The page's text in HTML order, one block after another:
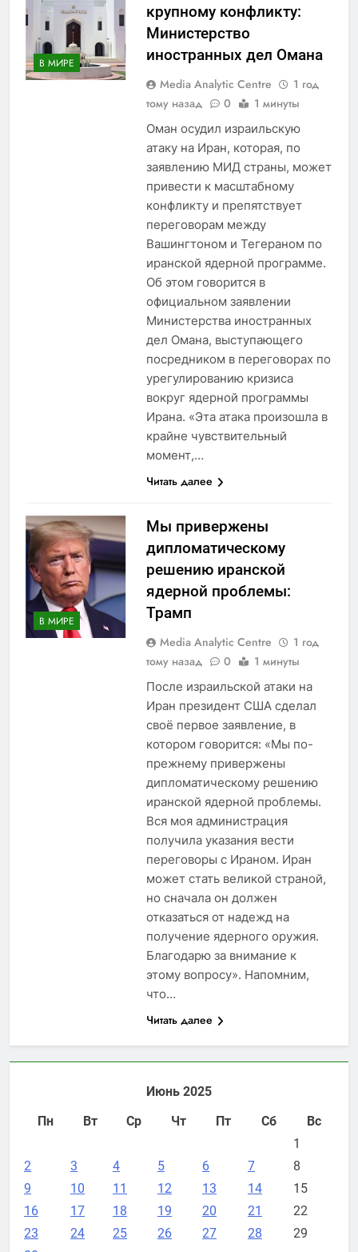
В МИРЕ
крупному конфликту:
Министерство
иностранных дел Омана
Media Analytic Centre
1 год
тому назад
0 1 минуты
Оман осудил израильскую
атаку на Иран, которая, по
заявлению МИД страны, может
привести к масштабному
конфликту и препятствует
переговорам между
Вашингтоном и Тегераном по
иранской ядерной программе.
Об этом говорится в
официальном заявлении
Министерства иностранных
дел Омана, выступающего
посредником в переговорах по
урегулированию кризиса
вокруг ядерной программы
Ирана. «Эта атака произошла в
крайне чувствительный
момент,…
Читать далее
В МИРЕ
Мы привержены
дипломатическому
решению иранской
ядерной проблемы:
Трамп
Media Analytic Centre
1 год
тому назад
0 1 минуты
После израильской атаки на
Иран президент США сделал
своё первое заявление, в
котором говорится: «Мы по-
прежнему привержены
дипломатическому решению
иранской ядерной проблемы.
Вся моя администрация
получила указания вести
переговоры с Ираном. Иран
может стать великой страной,
но сначала он должен
отказаться от надежд на
получение ядерного оружия.
Благодарю за внимание к
этому вопросу». Напомним,
что…
Читать далее
Июнь 2025
Пн
Вт Ср Чт Пт Сб
Вс
1
2
3 4 5 6 7
8
9
10 11 12 13 14
15
16
17 18 19 20 21
22
23
24 25 26 27 28
29